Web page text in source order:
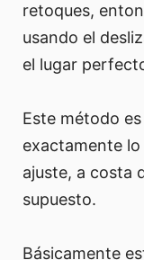
retoques,
usando el
el lugar
Este método
exactamente
ajuste, a costa
supuesto.
Básicamente